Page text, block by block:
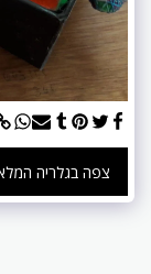
צפה בגלריה